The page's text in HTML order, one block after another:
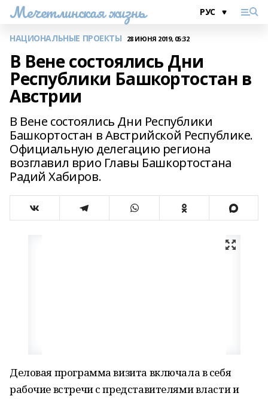
Мечетлинская жизнь
НАЦИОНАЛЬНЫЕ ПРОЕКТЫ 28 ИЮНЯ 2019, 05:32
В Вене состоялись Дни
Республики Башкортостан в
Австрии
В Вене состоялись Дни Республики
Башкортостан в Австрийской Республике.
Официальную делегацию региона
возглавил врио Главы Башкортостана
Радий Хабиров.
Деловая программа визита включала в себя
рабочие встречи с представителями власти и